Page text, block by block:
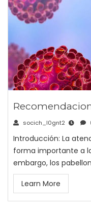
socich_l0gnt2
Introducción: La
forma importante a
embargo, los
Learn More